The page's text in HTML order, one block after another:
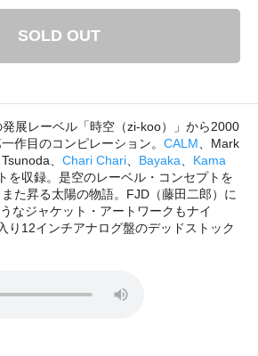
SOLD OUT
発展レーベル「時空（zi-koo）」から2000
作目のコンピレーション。 CALM 、Mark
、 Chari Chari Bayaka
Kama
を収録。是空のレーベル・コンセプトを
た昇る太陽の物語。FJD（藤田二郎）に
なジャケット・アートワークもナイ
12インチアナログ盤のデッドストック